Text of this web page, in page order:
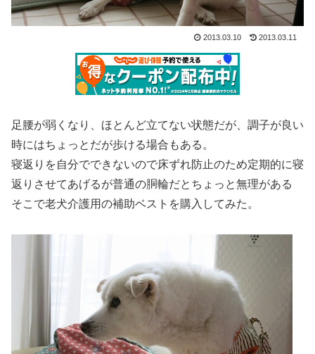
2013.03.10 2013.03.11
足腰が弱くなり、ほとんど立てない状態だが、調子が良い
時にはちょっとだが歩ける場合もある。
寝返りを自分でできないので床ずれ防止のため定期的に寝
返りさせてあげるが普通の胴輪だとちょっと無理がある
そこで老犬介護用の補助ベストを購入してみた。